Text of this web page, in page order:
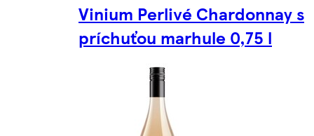
Vinium Perlivé Chardonnay s
príchuťou marhule 0,75 l